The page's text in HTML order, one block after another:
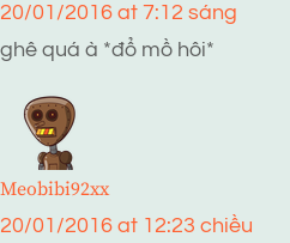
20/01/2016 at 7:12 sáng
ghê quá à *đổ mồ hôi*
Meobibi92xx
20/01/2016 at 12:23 chiều